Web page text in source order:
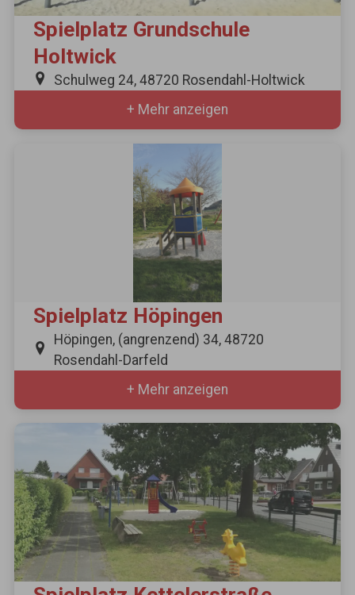
Spielplatz Grundschule
Holtwick
Schulweg 24, 48720 Rosendahl-Holtwick
+ Mehr anzeigen
Spielplatz Höpingen
Höpingen, (angrenzend) 34, 48720
Rosendahl-Darfeld
+ Mehr anzeigen